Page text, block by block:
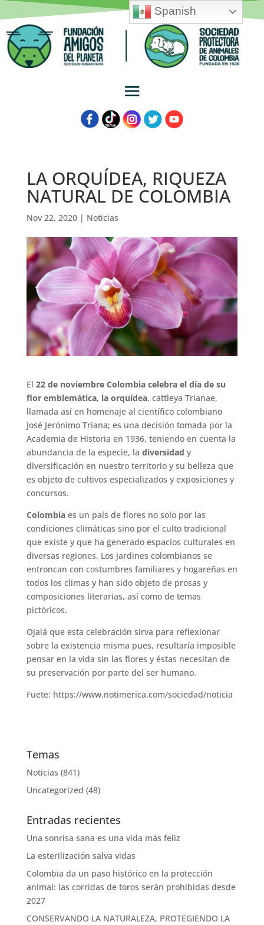
LA ORQUÍDEA, RIQUEZA
NATURAL DE COLOMBIA
Nov 22, 2020| Noticias
El 22 de noviembre Colombia celebra el día de su
flor emblemática, la orquídea, cattleya Trianae,
llamada así en homenaje al científico colombiano
José Jerónimo Triana; es una decisión tomada por la
Academia de Historia en 1936, teniendo en cuenta la
abundancia de la especie, la diversidad y
diversificación en nuestro territorio y su belleza que
es objeto de cultivos especializados y exposiciones y
concursos.
Colombiaes un país de flores no solo por las
condiciones climáticas sino por el culto tradicional
que existe y que ha generado espacios culturales en
diversas regiones. Los jardines colombianos se
entroncan con costumbres familiares y hogareñas en
todos los climas y han sido objeto de prosas y
composiciones literarias, así como de temas
pictóricos.
Ojalá que esta celebración sirva para reflexionar
sobre la existencia misma pues, resultaría imposible
pensar en la vida sin las flores y éstas necesitan de
su preservación por parte del ser humano.
Fuete: https://www.notimerica.com/sociedad/noticia
Temas
Noticias (841)
Uncategorized (48)
Entradas recientes
Una sonrisa sana es una vida más feliz
La esterilización salva vidas
Colombia da un paso histórico en la protección
animal: las corridas de toros serán prohibidas desde
2027
CONSERVANDO LA NATURALEZA, PROTEGIENDO LA
Spanish